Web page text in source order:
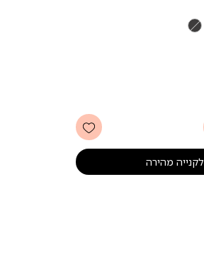
לקנייה מהירה